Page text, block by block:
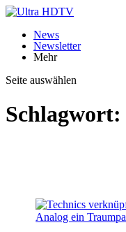
News
Newsletter
Mehr
Seite auswählen
Schlagwort: